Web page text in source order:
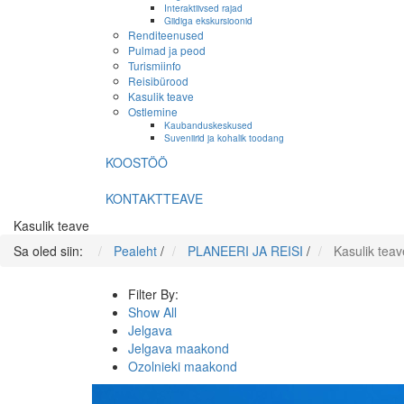
Interaktiivsed rajad
Giidiga ekskursioonid
Renditeenused
Pulmad ja peod
Turismiinfo
Reisibürood
Kasulik teave
Ostlemine
Kaubanduskeskused
Suveniirid ja kohalik toodang
KOOSTÖÖ
KONTAKTTEAVE
Kasulik teave
Sa oled siin:
Pealeht / PLANEERI JA REISI / Kasulik
Filter By:
Show All
Jelgava
Jelgava maakond
Ozolnieki maakond